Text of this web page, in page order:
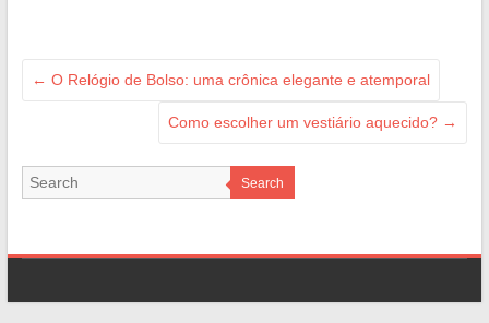
← O Relógio de Bolso: uma crônica elegante e atemporal
Como escolher um vestiário aquecido? →
Search